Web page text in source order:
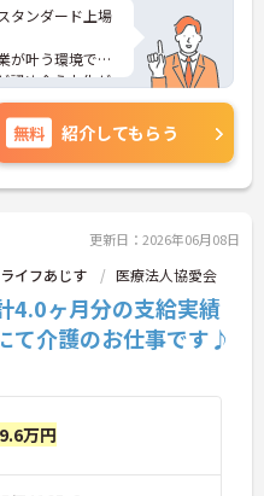
タンダード上場
が叶う環境で
認め合う文化が
トなど、さら
ご相談くださ
無料 紹介してもらう
更新日：2026年06月08日
イフあじす 医療法人協愛会
4.0ヶ月分の支給実績
て介護のお仕事です♪
万円